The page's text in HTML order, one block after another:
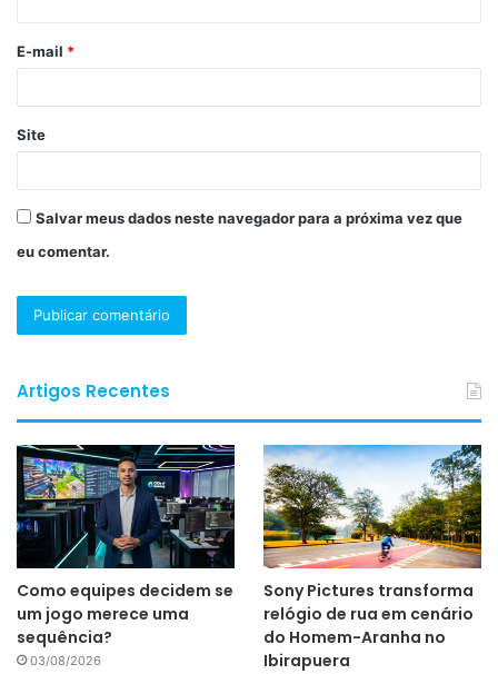
*
E-mail *
Site
Salvar meus dados neste navegador para a próxima vez que
eu comentar.
Artigos Recentes
Como equipes decidem se
um jogo merece uma
sequência?
03/08/2026
Sony Pictures transforma
relógio de rua em cenário
do Homem-Aranha no
Ibirapuera